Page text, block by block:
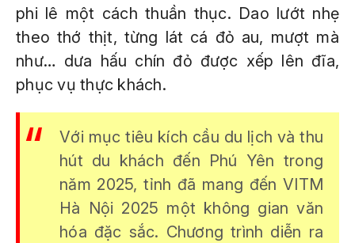
phi lê một cách thuần thục. Dao lướt nhẹ
theo thớ thịt, từng lát cá đỏ au, mượt mà
như… dưa hấu chín đỏ được xếp lên đĩa,
phục vụ thực khách.
Với mục tiêu kích cầu du lịch và thu
hút du khách đến Phú Yên trong
năm 2025, tỉnh đã mang đến VITM
Hà Nội 2025 một không gian văn
hóa đặc sắc. Chương trình diễn ra